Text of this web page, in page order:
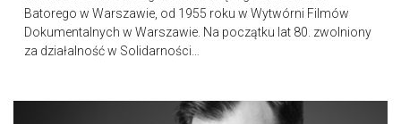
Batorego w Warszawie, od 1955 roku w Wytwórni Filmów
Dokumentalnych w Warszawie. Na początku lat 80. zwolniony
za działalność w Solidarności…